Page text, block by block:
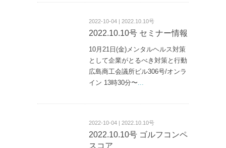
2022-10-04 | 2022.10.10号
2022.10.10号 セミナー情報
10月21日(金)メンタルヘルス対策
として企業がとるべき対策と行動
広島商工会議所ビル306号/オンラ
イン 13時30分〜
2022-10-04 | 2022.10.10号
2022.10.10号 ゴルフコンペ
スコア